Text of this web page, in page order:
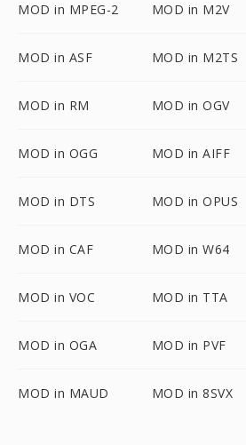
MOD in MPEG-2 MOD in M2V
MOD in ASF MOD in M2TS
MOD in RM MOD in OGV
MOD in OGG MOD in AIFF
MOD in DTS MOD in OPUS
MOD in CAF MOD in W64
MOD in VOC MOD in TTA
MOD in OGA MOD in PVF
MOD in MAUD MOD in 8SVX